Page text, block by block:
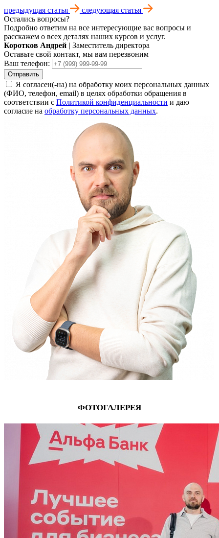
предыдущая статья
следующая статья
Остались вопросы?
Подробно ответим на все интересующие вас вопросы и
расскажем о всех деталях наших курсов и услуг.
Коротков Андрей | Заместитель директора
Оставьте свой контакт, мы вам перезвоним
Ваш телефон:
Отправить
Я согласен(-на) на обработку моих персональных данных
(ФИО, телефон, email) в целях обработки обращения в
соответствии с Политикой конфиденциальности и даю
согласие на обработку персональных данных.
ФОТОГАЛЕРЕЯ